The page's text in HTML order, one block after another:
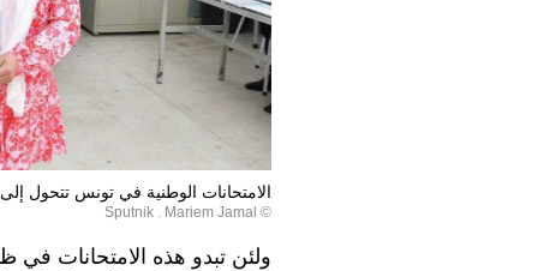
الامتحانات الوطنية في تونس تتحول
© Sputnik . Mariem Jamal
ولئن تبدو هذه الامتحانات